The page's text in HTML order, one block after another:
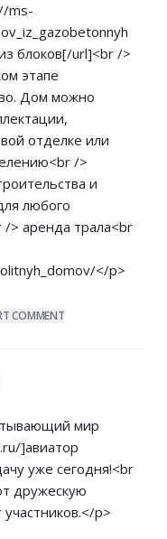
ms-
блоков[/url]<br />
этапе
Дом можно
отделке или
/>
и
любого
/> аренда трала<br
</p>
COMMENT
мир
]авиатор
уже сегодня!<br
дружескую
p>